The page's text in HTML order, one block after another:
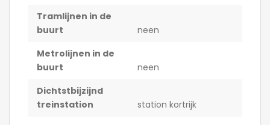
Tramlijnen in de
buurt
neen
Metrolijnen in de
buurt
neen
Dichtstbijzijnd
treinstation
station kortrijk